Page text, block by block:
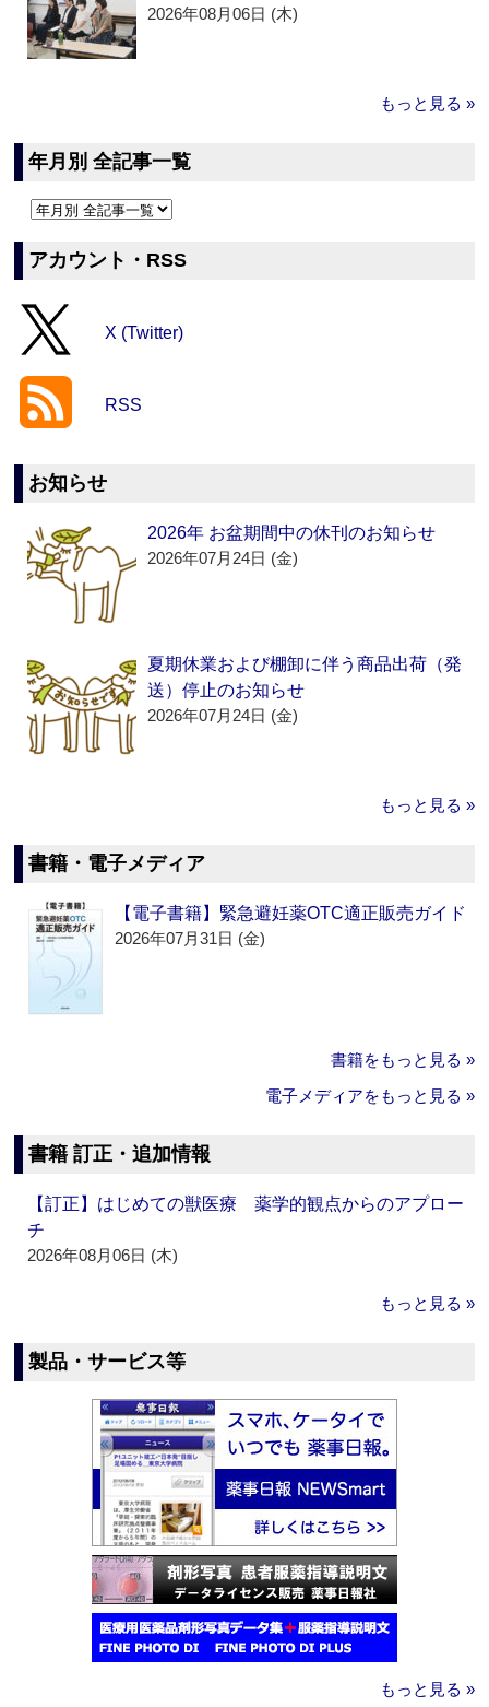
2026年08月06日 (木)
もっと見る »
年月別 全記事一覧
アカウント・RSS
X (Twitter)
RSS
お知らせ
2026年 お盆期間中の休刊のお知らせ
2026年07月24日 (金)
夏期休業および棚卸に伴う商品出荷（発
送）停止のお知らせ
2026年07月24日 (金)
もっと見る »
書籍・電子メディア
【電子書籍】緊急避妊薬OTC適正販売ガイド
2026年07月31日 (金)
書籍をもっと見る »
電子メディアをもっと見る »
書籍 訂正・追加情報
【訂正】はじめての獣医療 薬学的観点からのアプロー
チ
2026年08月06日 (木)
もっと見る »
製品・サービス等
もっと見る »